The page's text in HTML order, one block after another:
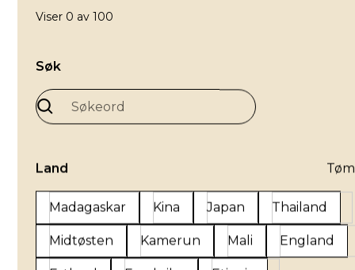
Viser 0 av 100
Søk
Land Tøm
Madagaskar Kina Japan Thailand
Midtøsten Kamerun Mali England
Last ned
Brosjyre- Rekruttering av verv
Last ned